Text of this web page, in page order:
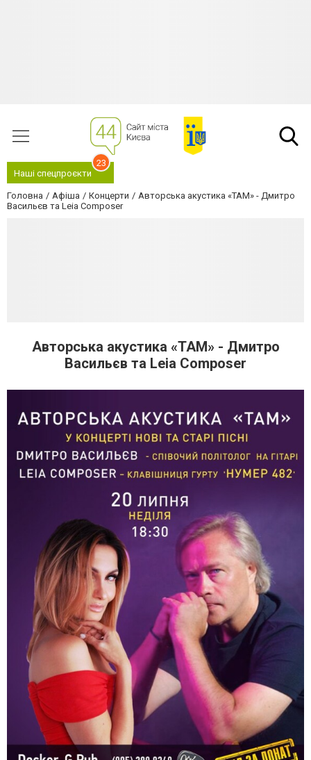
Наші спецпроєкти
23
Головна Афіша Концерти
Авторська акустика «ТАМ» - Дмитро
Васильєв та Leia Composer
Авторська акустика «ТАМ» - Дмитро
Васильєв та Leia Composer